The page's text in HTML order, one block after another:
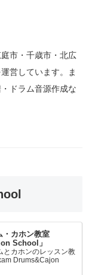
市・千歳市・北広
営しています。
ま
ドラム音源作成な
・カホン教室
School」
とカホンのレッスン教
Drums&Cajon